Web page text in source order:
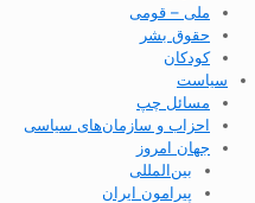
ملی – قومی
حقوق بشر
کودکان
سیاست
مسائل چپ
احزاب و سازمان‌های سیاسی
جهان امروز
بین‌المللی
پیرامون ایران